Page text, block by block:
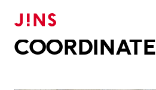
COORDINATE